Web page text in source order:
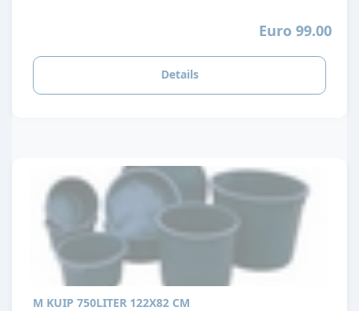
Euro 99.00
Details
M KUIP 750LITER 122X82 CM